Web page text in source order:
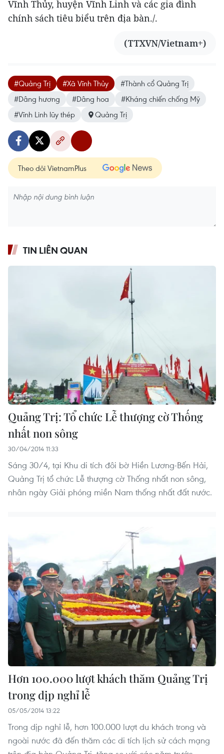
Vĩnh Thủy, huyện Vĩnh Linh và các gia đình
chính sách tiêu biểu trên địa bàn./.
(TTXVN/Vietnam+)
#Quảng Trị #Xã Vĩnh Thủy
#Thành cổ Quảng Trị
#Dâng hương
#Dâng hoa
#Kháng chiến chống Mỹ
#Vĩnh Linh lũy thép
Quảng Trị
Theo dõi VietnamPlus
TIN LIÊN QUAN
Quảng Trị: Tổ chức Lễ thượng cờ Thống
nhất non sông
30/04/2014 11:33
Sáng 30/4, tại Khu di tích đôi bờ Hiền Lương-Bến Hải,
Quảng Trị tổ chức Lễ thượng cờ Thống nhất non sông,
nhân ngày Giải phóng miền Nam thống nhất đất nước.
Hơn 100.000 lượt khách thăm Quảng Trị
trong dịp nghỉ lễ
05/05/2014 13:22
Trong dịp nghỉ lễ, hơn 100.000 lượt du khách trong và
ngoài nước đã đến thăm các di tích lịch sử cách mạng